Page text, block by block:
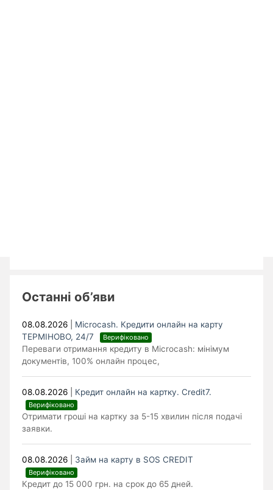
Останні об’яви
08.08.2026
Microcash. Кредити онлайн на карту
ТЕРМІНОВО, 24/7
Верифіковано
Переваги отримання кредиту в Microcash: мінімум
документів, 100% онлайн процес,
08.08.2026 Кредит онлайн на картку. Credit7.
Верифіковано
Отримати гроші на картку за 5-15 хвилин після подачі
заявки.
08.08.2026 Займ на карту в SOS CREDIT
Верифіковано
Кредит до 15 000 грн. на срок до 65 дней.